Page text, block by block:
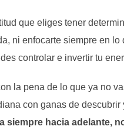
que eliges tener
ni enfocarte siempre en
controlar e invertir tu
la pena de lo que ya no
con ganas de
siempre hacia adelante,